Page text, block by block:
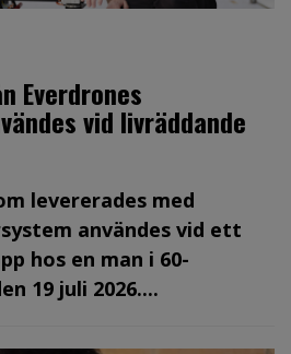
Everdrones
vid livräddande
levererades med
användes vid ett
hos en man i 60-
19 juli 2026....